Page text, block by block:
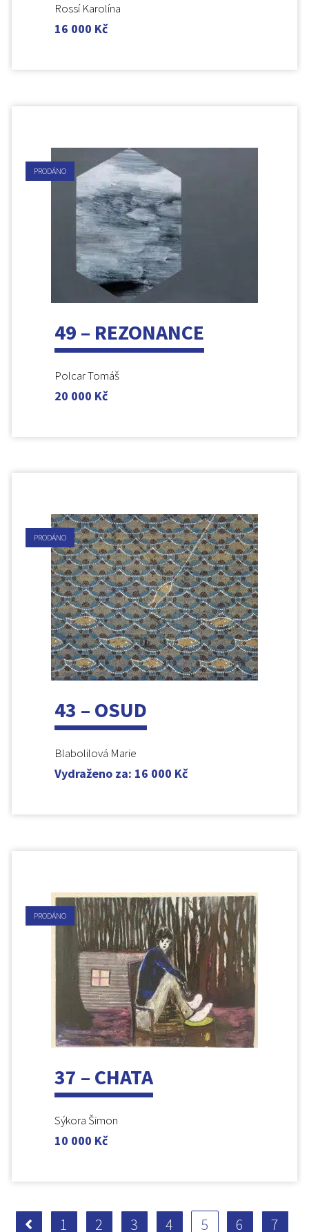
Rossí Karolína
16 000 Kč
PRODÁNO
49 – REZONANCE
Polcar Tomáš
20 000 Kč
PRODÁNO
43 – OSUD
Blabolilová Marie
Vydraženo za: 16 000 Kč
PRODÁNO
37 – CHATA
Sýkora Šimon
10 000 Kč
1 2 3 4 5 6 7